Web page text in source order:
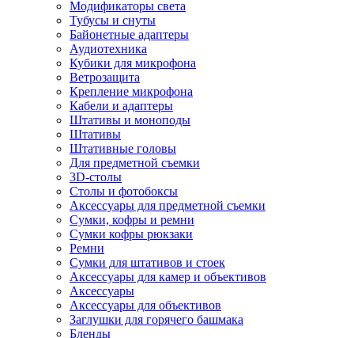
Модификаторы света
Тубусы и снуты
Байонетные адаптеры
Аудиотехника
Кубики для микрофона
Ветрозащита
Крепление микрофона
Кабели и адаптеры
Штативы и моноподы
Штативы
Штативные головы
Для предметной съемки
3D-столы
Столы и фотобоксы
Аксессуары для предметной съемки
Сумки, кофры и ремни
Сумки кофры рюкзаки
Ремни
Сумки для штативов и стоек
Аксессуары для камер и объективов
Аксессуары
Аксессуары для объективов
Заглушки для горячего башмака
Бленды